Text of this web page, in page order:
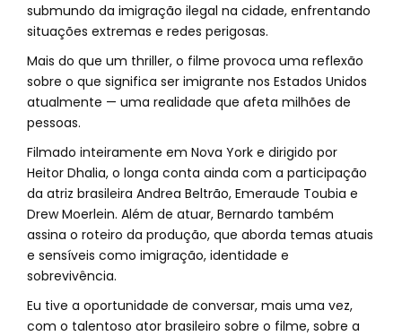
submundo da imigração ilegal na cidade, enfrentando
situações extremas e redes perigosas.
Mais do que um thriller, o filme provoca uma reflexão
sobre o que significa ser imigrante nos Estados Unidos
atualmente — uma realidade que afeta milhões de
pessoas.
Filmado inteiramente em Nova York e dirigido por
Heitor Dhalia, o longa conta ainda com a participação
da atriz brasileira Andrea Beltrão, Emeraude Toubia e
Drew Moerlein. Além de atuar, Bernardo também
assina o roteiro da produção, que aborda temas atuais
e sensíveis como imigração, identidade e
sobrevivência.
Eu tive a oportunidade de conversar, mais uma vez,
com o talentoso ator brasileiro sobre o filme, sobre a